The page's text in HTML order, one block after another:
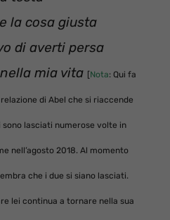
la cosa giusta
di averti persa
mia vita [Nota: Qui fa
di Abel che si riaccende
sono lasciati numerose volte in
nell’agosto 2018. Al momento
che i due si siano lasciati.
lei continua a tornare nella sua